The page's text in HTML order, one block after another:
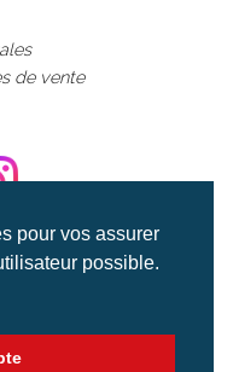
pour vos assurer
possible.
de vente
2024
banque d'images
et cinéma |